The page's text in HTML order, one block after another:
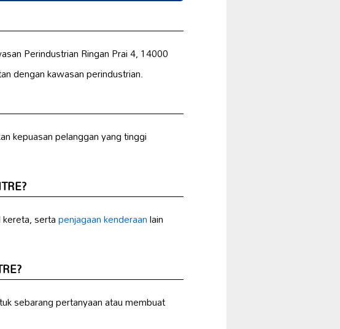
Perindustrian Ringan Prai 4, 14000
dengan kawasan perindustrian.
kepuasan pelanggan yang tinggi
sertapenjagaan kenderaanlain
sebarang pertanyaan atau membuat